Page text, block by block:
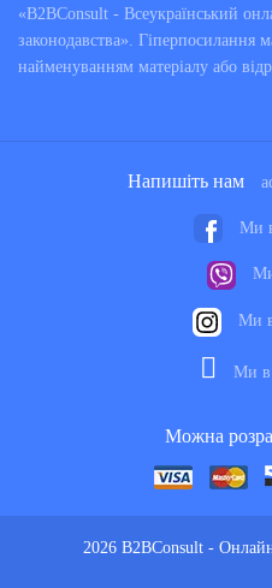
«B2BConsult - Всеукраїнський
законодавства». Гіперпосилання
найменуванням матеріалу або
2026 B2BConsult - Онлайн
Напишіть нам
Ми
Ми
Ми в
Можна